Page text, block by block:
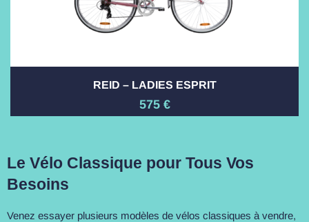
REID – LADIES ESPRIT
575 €
Le Vélo Classique pour Tous Vos
Besoins
Venez essayer plusieurs modèles de vélos classiques à vendre,